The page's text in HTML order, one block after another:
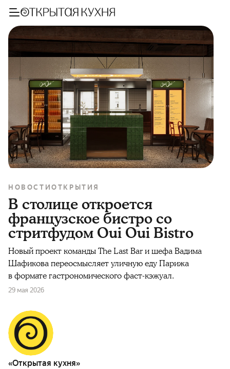
НОВОСТИОТКРЫТИЯ
В столице откроется
французское бистро со
стритфудом Oui Oui Bistro
Новый проект команды The Last Bar и шефа Вадима
Шафикова переосмысляет уличную еду Парижа
в формате гастрономического фаст-кэжуал.
29 мая 2026
«Открытая кухня»